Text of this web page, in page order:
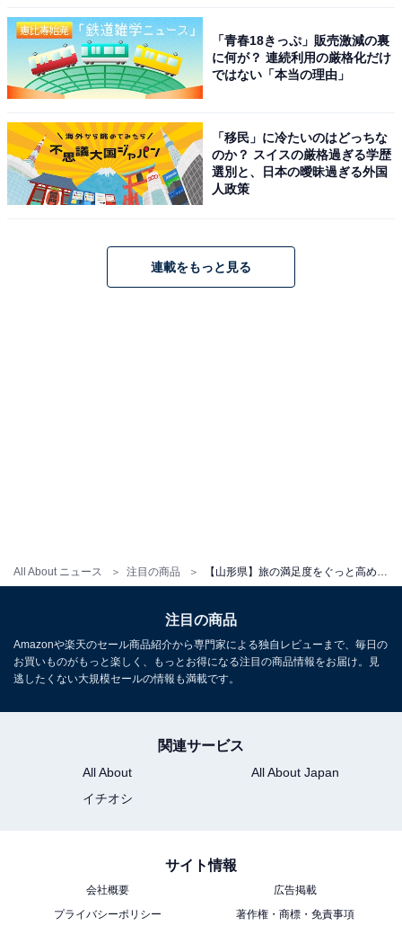
All About ニュース 注目の商品
「温海温泉 萬国屋」は、開湯千年以上を誇るあつみ温泉
に佇む、創業300余年の老舗旅館です。趣の異なる2つの
大浴場「楽水」では、庭園の移ろいや開放感あふれる源
の新鮮な魚介など、庄内の旬の味覚を厳選。伝統に裏打
ちされた細やかなおもてなしで、上質なひとときを過ご
アクセス
交通手段：JR羽越本線あつみ温泉駅から無料送迎バスま
たはタクシーで約5分／日本海沿岸東北自動車道あつみ
温泉ICより車で約5分
大人1名（参考価格）：1万7600円
※料金は公式Webサイト参考価格
※プラン・部屋により価格は変動します
チェックイン：15:00
チェックアウト：10:00
「青春18きっぷ」販売激減の裏
に何が？ 連続利用の厳格化だけ
ではない「本当の理由」
「移民」に冷たいのはどっちな
のか？ スイスの厳格過ぎる学歴
選別と、日本の曖昧過ぎる外国
人政策
連載をもっと見る
注目の商品
Amazonや楽天のセール商品紹介から専門家による独自レビューまで、毎日の
お買いものがもっと楽しく、もっとお得になる注目の商品情報をお届け。見
逃したくない大規模セールの情報も満載です。
関連サービス
All About
All About Japan
イチオシ
サイト情報
会社概要
広告掲載
プライバシーポリシー
著作権・商標・免責事項